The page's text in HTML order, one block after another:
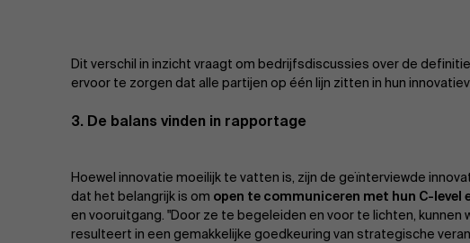
Dit verschil in inzicht vraagt om bedrijfsdiscussies over de
ervoor te zorgen dat alle partijen op één lijn zitten in hun
3. De balans vinden in rapportage
Hoewel innovatie moeilijk te vatten is, zijn de geïnterviewde
dat het belangrijk is om open te communiceren met hun C-level
en vooruitgang. "Door ze te begeleiden en voor te lichten, kunnen
resulteert in een gemakkelijke goedkeuring van strategische